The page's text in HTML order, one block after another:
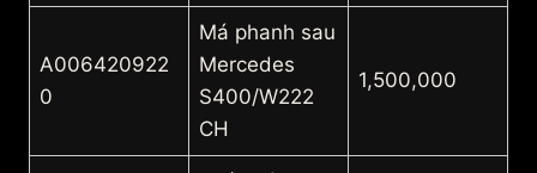
A006420922
0
Má phanh sau
Mercedes
S400/W222
CH
1,500,000